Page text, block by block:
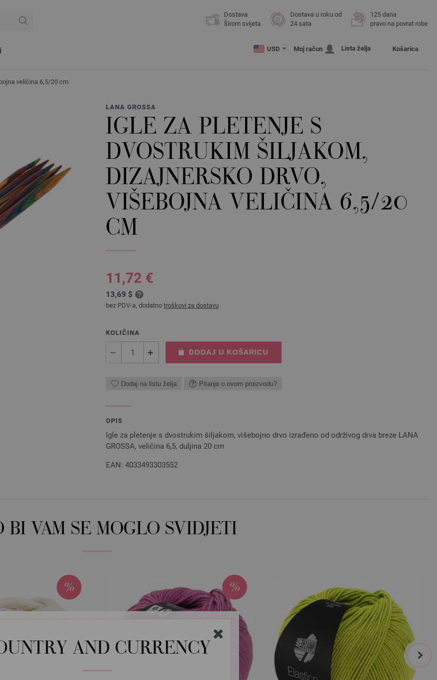
AND CURRENCY
Dostava
Širom svijeta
Dostava u roku od
24 sata
125 dana
pravo na povrat robe
USD Moj račun Lista želja Košarica
veličina 6,5/20 cm
LANA GROSSA
IGLE ZA PLETENJE S
DVOSTRUKIM ŠILJAKOM,
DIZAJNERSKO DRVO,
VIŠEBOJNA VELIČINA 6,5/20
CM
11,72 €
13,69 $
bez PDV-a, dodatno troškovi za dostavu
KOLIČINA
DODAJ U KOŠARICU
Dodaj na listu želja Pitanje o ovom proizvodu?
OPIS
Igle za pletenje s dvostrukim šiljakom, višebojno drvo izrađeno od održivog drva breze LANA
GROSSA, veličina 6,5, duljina 20 cm
EAN: 4033493303552
BI VAM SE MOGLO SVIDJETI
next